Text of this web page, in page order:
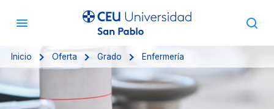
Inicio Oferta Grado Enfermería